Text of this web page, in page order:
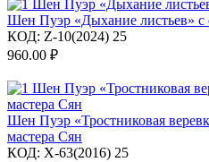
Шен Пуэр «Дыхание листьев» с
КОД: Z-10(2024) 25
960.00 ₽
Шен Пуэр «Тростниковая
мастера Сян
КОД: X-63(2016) 25